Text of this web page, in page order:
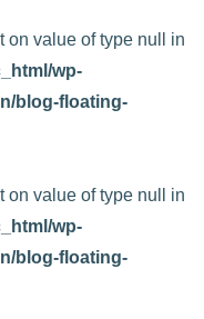
on value of type null in
wp-
blog-floating-
on value of type null in
wp-
blog-floating-